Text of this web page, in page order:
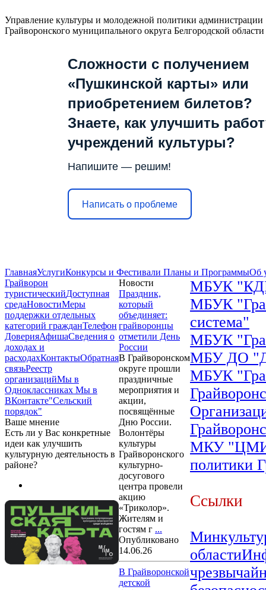
Управление культуры и молодежной политики администрации
Грайворонского муниципального округа Белгородской области
Сложности с получением
«Пушкинской карты» или
приобретением билетов?
Знаете, как улучшить
учреждений культуры?
Напишите — решим!
Написать о проблеме
ГлавнаяУслугиКонкурсы и Фестивали Планы и ПрограммыОб
Грайворон
туристическийДоступная
средаНовостиМеры
поддержки отдельных
категорий гражданТелефон
ДоверияАфишаСведения о
доходах и
расходахКонтактыОбратная
связьРеестр
организацийМы в
Одноклассниках Мы в
ВКонтакте"Сельский
порядок"
Ваше мнение
Есть ли у Вас конкретные
идеи как улучшить
культурную деятельность в
районе?
Новости
Праздник,
который
объединяет:
грайворонцы
отметили День
России
В Грайворонском
округе прошли
праздничные
мероприятия и
акции,
посвящённые
Дню России.
Волонтёры
культуры
Грайворонского
культурно-
досугового
центра провели
акцию
«Триколор».
Жителям и
гостям г ...
Опубликовано
14.06.26
В Грайворонской
детской
МБУК
МБУК
система"
МБУК
МБУ ДО
МБУК
МКУ "ЦМИ"
политики
Ссылки
области